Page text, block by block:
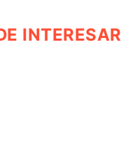
INTERESAR